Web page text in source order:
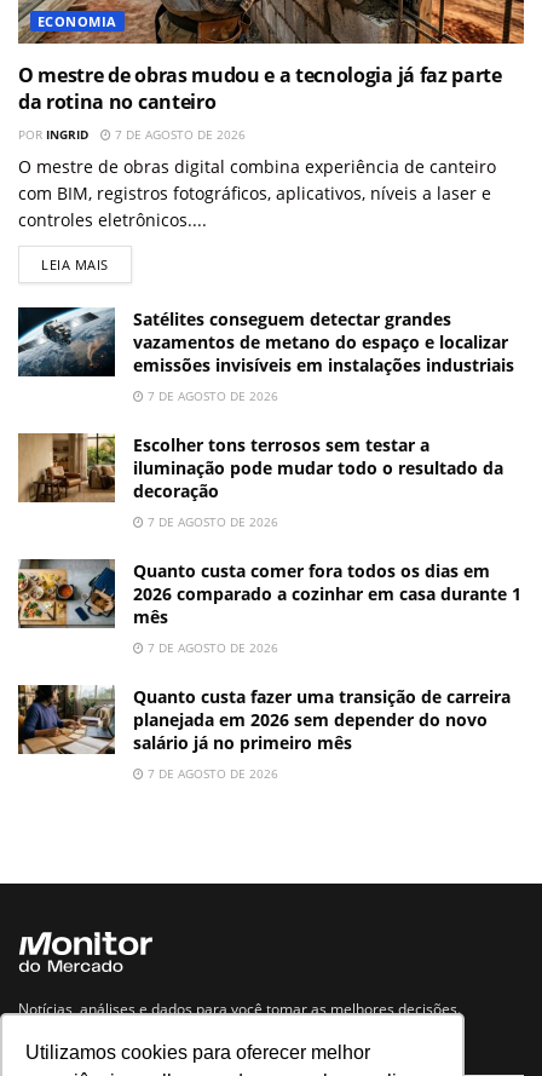
Utilizamos cookies para oferecer melhor
ECONOMIA
O mestre de obras mudou e a tecnologia já faz parte
da rotina no canteiro
POR INGRID 7 DE AGOSTO DE 2026
O mestre de obras digital combina experiência de canteiro
com BIM, registros fotográficos, aplicativos, níveis a laser e
controles eletrônicos....
LEIA MAIS
Satélites conseguem detectar grandes
vazamentos de metano do espaço e localizar
emissões invisíveis em instalações industriais
7 DE AGOSTO DE 2026
Escolher tons terrosos sem testar a
iluminação pode mudar todo o resultado da
decoração
7 DE AGOSTO DE 2026
Quanto custa comer fora todos os dias em
2026 comparado a cozinhar em casa durante 1
mês
7 DE AGOSTO DE 2026
Quanto custa fazer uma transição de carreira
planejada em 2026 sem depender do novo
salário já no primeiro mês
7 DE AGOSTO DE 2026
Notícias, análises e dados para você tomar as melhores decisões.
Navegue no site